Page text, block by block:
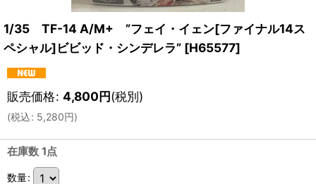
1/35 TF-14 A/M+ ”フェイ・イェン[ファイナル14ス
ペシャル]ビビッド・シンデレラ” [H65577]
販売価格: 4,800円(税別)
(税込: 5,280円)
在庫数 1点
数量: